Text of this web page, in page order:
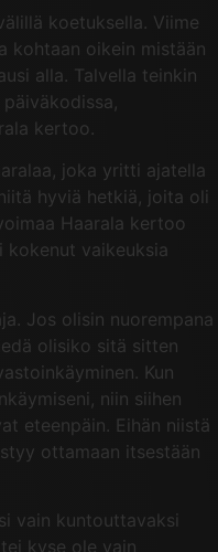
koetuksella. Viime
kohtaan oikein mistään
alla. Talvella teinkin
kertoo.
joka yritti ajatella
hyviä hetkiä, joita oli
Haarala kertoo
kokenut vaikeuksia
Jos olisin nuorempana
olisiko sitä sitten
Kun
niin siihen
eteenpäin. Eihän niistä
ottamaan itsestään
vain kuntouttavaksi
kyse ole vain